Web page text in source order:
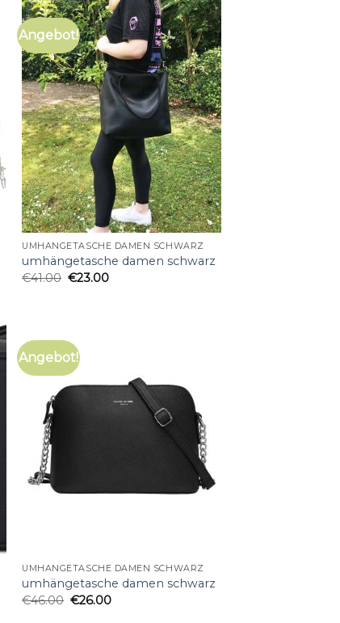
Angebot!
UMHÄNGETASCHE DAMEN SCHWARZ
umhängetasche damen schwarz
€41.00 €23.00
Angebot!
UMHÄNGETASCHE DAMEN SCHWARZ
umhängetasche damen schwarz
€46.00 €26.00